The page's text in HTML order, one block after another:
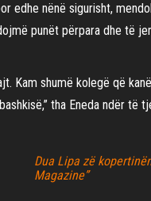
edhe nënë sigurisht,
punët përpara dhe të
Kam shumë kolegë që
tha Eneda ndër të
Dua Lipa zë
Magazine”